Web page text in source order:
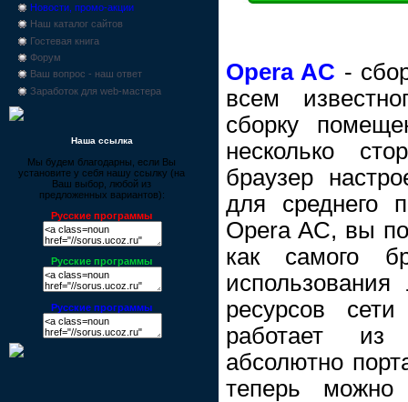
Новости, промо-акции
Наш каталог сайтов
Гостевая книга
Форум
Ваш вопрос - наш ответ
Заработок для web-мастера
Наша ссылка
Мы будем благодарны, если Вы
установите у себя нашу ссылку (на
Ваш выбор, любой из
предложенных вариантов):
Русские программы
Русские программы
Русские программы
Opera AC -
всем
сборку
несколько
браузер
для среднего
Opera AC, вы
как самого
ресурсов
работает
абсолютно
теперь